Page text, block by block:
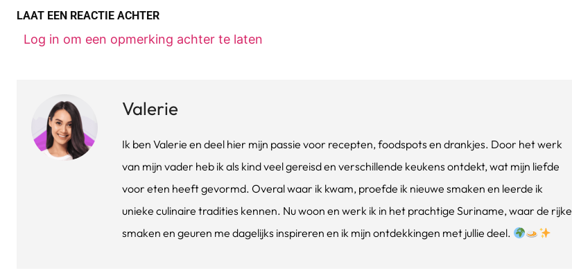
LAAT EEN REACTIE ACHTER
Log in om een opmerking achter te laten
Valerie
Ik ben Valerie en deel hier mijn passie voor recepten, foodspots en drankjes. Door het werk
van mijn vader heb ik als kind veel gereisd en verschillende keukens ontdekt, wat mijn liefde
voor eten heeft gevormd. Overal waar ik kwam, proefde ik nieuwe smaken en leerde ik
unieke culinaire tradities kennen. Nu woon en werk ik in het prachtige Suriname, waar de rijke
smaken en geuren me dagelijks inspireren en ik mijn ontdekkingen met jullie deel.